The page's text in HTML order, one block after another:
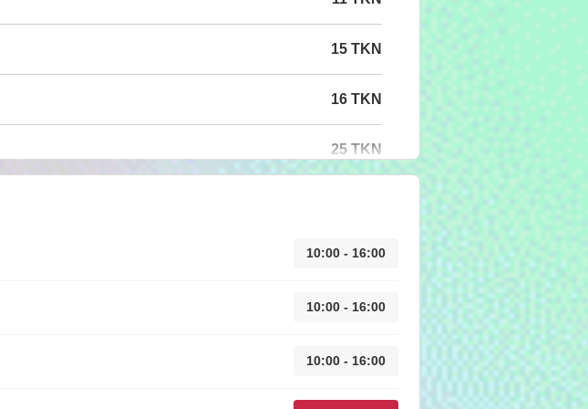
15 TKN
16 TKN
25 TKN
10:00 - 16:00
10:00 - 16:00
10:00 - 16:00